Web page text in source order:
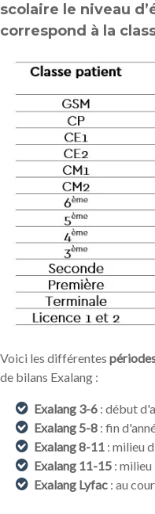
scolaire le niveau
correspond à la
Voici les différentes
de bilans Exalang :
Exalang 3-6 : début
Exalang 5-8 : fin
Exalang 8-11 : milieu
Exalang 11-15 :
Exalang Lyfac : au